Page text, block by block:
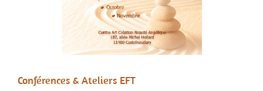
Conférences & Ateliers EFT